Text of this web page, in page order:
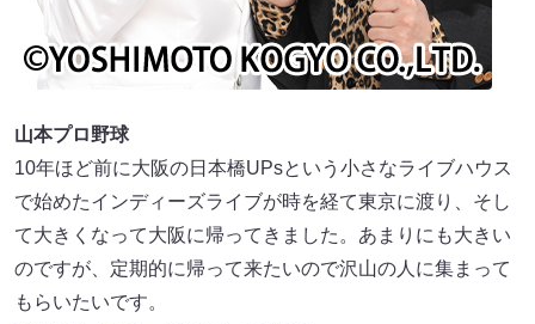
山本プロ野球
10年ほど前に大阪の日本橋UPsという小さなライブハウス
で始めたインディーズライブが時を経て東京に渡り、そし
て大きくなって大阪に帰ってきました。あまりにも大きい
のですが、定期的に帰って来たいので沢山の人に集まって
もらいたいです。